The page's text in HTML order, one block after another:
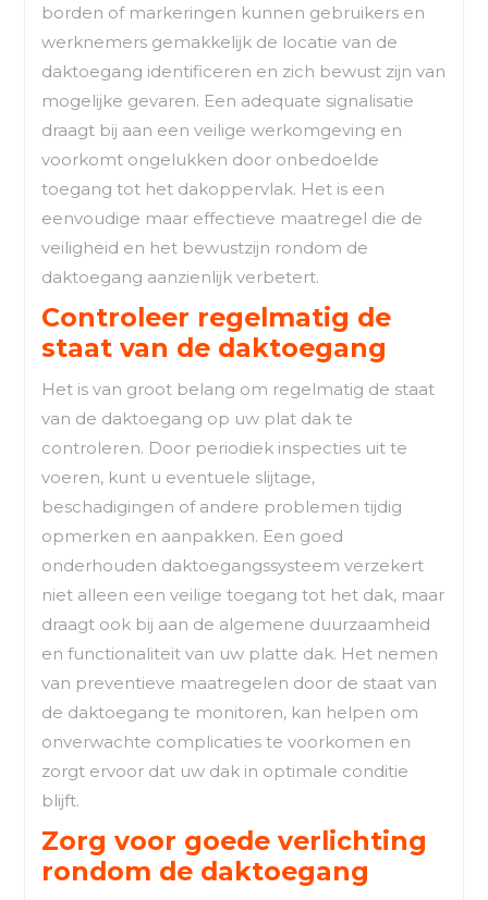
borden of markeringen kunnen gebruikers en
werknemers gemakkelijk de locatie van de
daktoegang identificeren en zich bewust zijn van
mogelijke gevaren. Een adequate signalisatie
draagt bij aan een veilige werkomgeving en
voorkomt ongelukken door onbedoelde
toegang tot het dakoppervlak. Het is een
eenvoudige maar effectieve maatregel die de
veiligheid en het bewustzijn rondom de
daktoegang aanzienlijk verbetert.
Controleer regelmatig de
staat van de daktoegang
Het is van groot belang om regelmatig de staat
van de daktoegang op uw plat dak te
controleren. Door periodiek inspecties uit te
voeren, kunt u eventuele slijtage,
beschadigingen of andere problemen tijdig
opmerken en aanpakken. Een goed
onderhouden daktoegangssysteem verzekert
niet alleen een veilige toegang tot het dak, maar
draagt ook bij aan de algemene duurzaamheid
en functionaliteit van uw platte dak. Het nemen
van preventieve maatregelen door de staat van
de daktoegang te monitoren, kan helpen om
onverwachte complicaties te voorkomen en
zorgt ervoor dat uw dak in optimale conditie
blijft.
Zorg voor goede verlichting
rondom de daktoegang